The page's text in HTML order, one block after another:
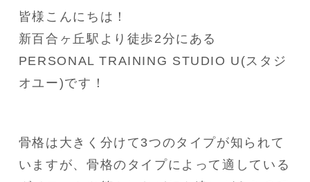
皆様こんにちは！
新百合ヶ丘駅より徒歩2分にある
PERSONAL TRAINING STUDIO U(スタジ
オユー)です！
骨格は大きく分けて3つのタイプが知られて
いますが、骨格のタイプによって適している